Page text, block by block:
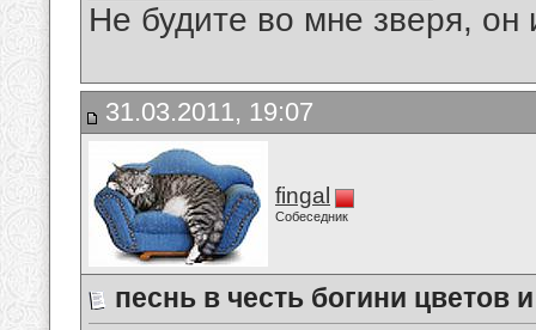
Не будите во мне зверя, он
31.03.2011, 19:07
fingal
Собеседник
песнь в честь богини цветов